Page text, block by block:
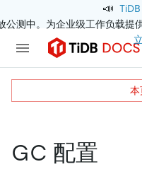
📣
公测中。为企业级工作负载提
GC 配置
本